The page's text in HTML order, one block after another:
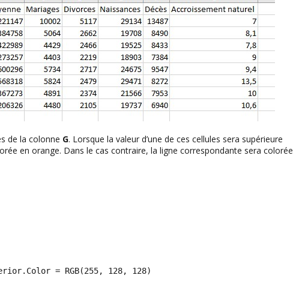
de la colonne G. Lorsque la valeur d’une de ces cellules sera supérieure
en orange. Dans le cas contraire, la ligne correspondante sera colorée
= RGB(255, 128, 128)